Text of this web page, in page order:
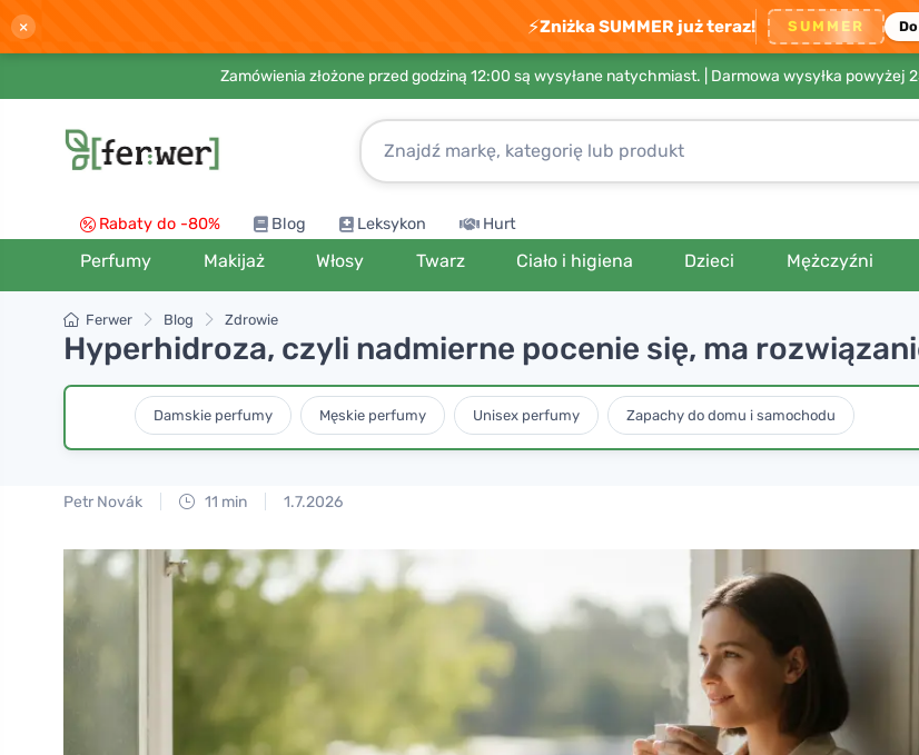
× ⚡Zniżka SUMMER już teraz! SUMMER
Zamówienia złożone przed godziną 12:00 są wysyłane natychmiast. | Darmowa wysyłka powyżej
Rabaty do -80% Blog Leksykon Hurt
Perfumy Makijaż Włosy Twarz Ciało i higiena Dzieci Mężczyźni
Ferwer Blog Zdrowie
Hyperhidroza, czyli nadmierne pocenie się, ma
Damskie perfumy Męskie perfumy Unisex perfumy Zapachy do domu i samochodu
Petr Novák 11 min 1.7.2026